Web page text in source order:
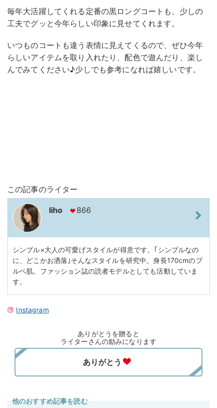
毎年大活躍してくれる定番の黒ロングコートも、少しの
工夫でグッと今年らしい印象に見せてくれます。
いつものコートも違う表情に見えてくるので、ぜひ今年
らしいアイテムを取り入れたり、配色で遊んだり、楽し
んでみてください♪少しでも参考になれば嬉しいです。
この記事のライター
liho 866
シンプル×大人の可愛げスタイルが得意です。｢シンプルなの
に、どこかお洒落｣そんなスタイルを研究中。身長170cmのブ
ルベ肌。ファッション誌の読者モデルとしても活動していま
す。
Instagram
ありがとうを贈ると
ライターさんの励みになります
他のおすすめ記事を読む